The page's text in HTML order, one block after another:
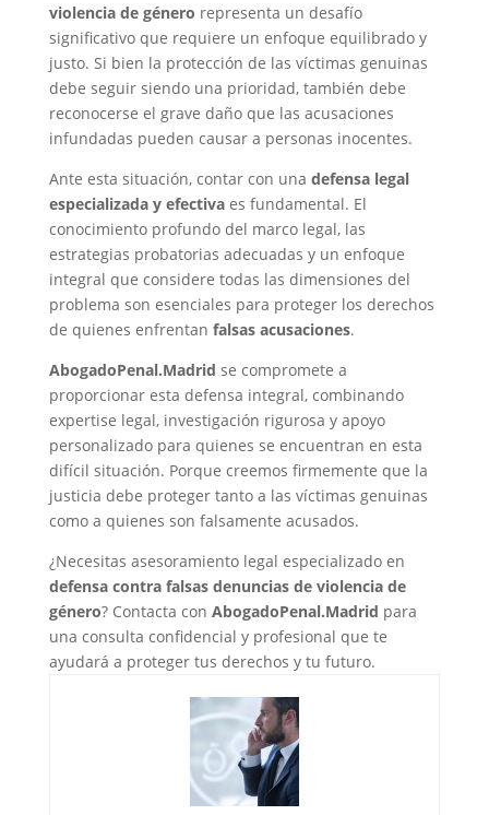
violencia de género representa un desafío
significativo que requiere un enfoque equilibrado y
justo. Si bien la protección de las víctimas genuinas
debe seguir siendo una prioridad, también debe
reconocerse el grave daño que las acusaciones
infundadas pueden causar a personas inocentes.
Ante esta situación, contar con una defensa legal
especializada y efectivaes fundamental. El
conocimiento profundo del marco legal, las
estrategias probatorias adecuadas y un enfoque
integral que considere todas las dimensiones del
problema son esenciales para proteger los derechos
de quienes enfrentan falsas acusaciones.
AbogadoPenal.Madrid se compromete a
proporcionar esta defensa integral, combinando
expertise legal, investigación rigurosa y apoyo
personalizado para quienes se encuentran en esta
difícil situación. Porque creemos firmemente que la
justicia debe proteger tanto a las víctimas genuinas
como a quienes son falsamente acusados.
¿Necesitas asesoramiento legal especializado en
defensa contra falsas denuncias de violencia de
género? Contacta con AbogadoPenal.Madrid para
una consulta confidencial y profesional que te
ayudará a proteger tus derechos y tu futuro.